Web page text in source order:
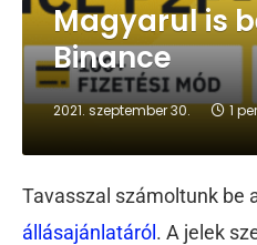
Magyarul is
Binance
2021. szeptember 30. 1
Tavasszal számoltunk be
állásajánlatáról . A jelek